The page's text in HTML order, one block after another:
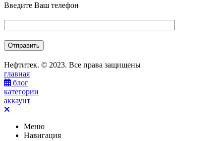
Введите Ваш телефон
Нефтитек. © 2023. Все права защищены
главная
блог
категории
аккаунт
Меню
Навигация